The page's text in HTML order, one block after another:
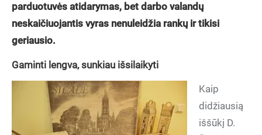
parduotuvės atidarymas, bet darbo valandų
neskaičiuojantis vyras nenuleidžia rankų ir tikisi
geriausio.
Gaminti lengva, sunkiau išsilaikyti
Kaip
didžiausią
iššūkį D.